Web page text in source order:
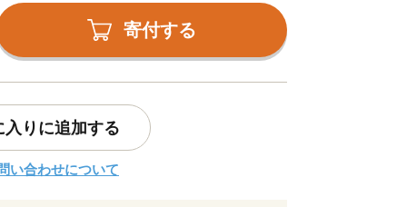
寄付する
入りに追加する
い合わせについて